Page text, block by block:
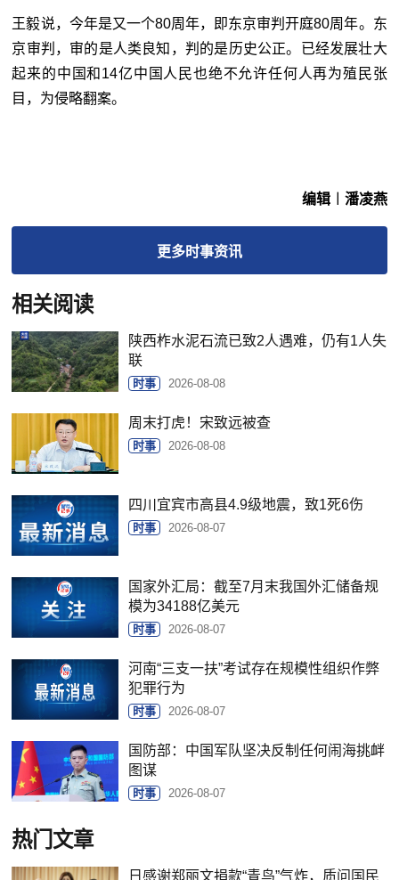
王毅说，今年是又一个80周年，即东京审判开庭80周年。东
京审判，审的是人类良知，判的是历史公正。已经发展壮大
起来的中国和14亿中国人民也绝不允许任何人再为殖民张
目，为侵略翻案。
编辑︱潘凌燕
更多时事资讯
相关阅读
陕西柞水泥石流已致2人遇难，仍有1人失
联
时事 2026-08-08
周末打虎！宋致远被查
时事 2026-08-08
四川宜宾市高县4.9级地震，致1死6伤
时事 2026-08-07
国家外汇局：截至7月末我国外汇储备规
模为34188亿美元
时事 2026-08-07
河南“三支一扶”考试存在规模性组织作弊
犯罪行为
时事 2026-08-07
国防部：中国军队坚决反制任何闹海挑衅
图谋
时事 2026-08-07
热门文章
日感谢郑丽文捐款“青鸟”气炸，质问国民